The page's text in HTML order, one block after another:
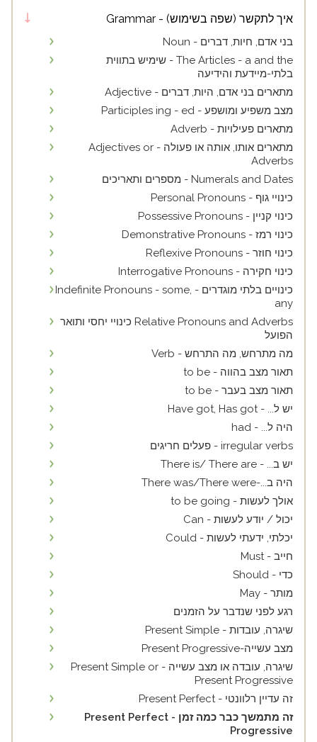
איך לתקשר (שפה בשימוש) - Grammar
בני אדם, חיות, דברים - Noun
The Articles - a and the - שימיש בתווית
בלתי-מיידעת והידיעה
מתארים בני אדם, היות, דברים - Adjective
מצב משפיע ומושפע - Participles ing - ed
מתארים פעילויות - Adverb
מתארים אותו, אותה או פעולה - Adjectives or
Adverbs
Numerals and Dates - מספרים ותאריכים
כינויי גוף - Personal Pronouns
כינוי קניין - Possessive Pronouns
כינוי רמז - Demonstrative Pronouns
כינוי חוזר - Reflexive Pronouns
כינוי חקירה - Interrogative Pronouns
כינויים בלתי מוגדרים - Indefinite Pronouns - some,
any
Relative Pronouns and Adverbs כינויי יחסי ותואר
הפועל
מה מתרחש, מה התרחש - Verb
תאור מצב בהווה - to be
תאור מצב בעבר - to be
יש ל... - Have got, Has got
היה ל... - had
irregular verbs - פעלים חריגים
יש ב... - There is/ There are
היה ב...-There was/There were
אולך לעשות - to be going
יכול / יודע לעשות - Can
יכלתי, ידעתי לעשות - Could
חייב - Must
כדי - Should
מותר - May
רגע לפני שנדבר על הזמנים
שיגרה, עובדות - Present Simple
מצב עשייה-Present Progressive
שיגרה, עובדה או מצב עשייה - Present Simple or
Present Progressive
זה עדיין רלוונטי - Present Perfect
זה מתמשך כבר כמה זמן - Present Perfect
Progressive